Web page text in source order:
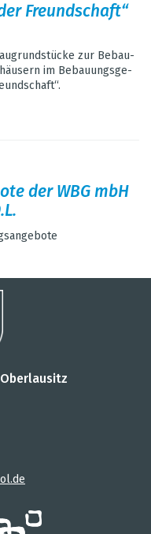
Freund­schaft“
zur Bebau­
im Bebau­ungs­ge­
der WBG mbH